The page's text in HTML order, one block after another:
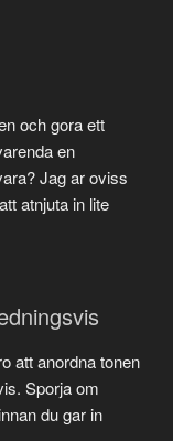
och gora ett
en
Jag ar oviss
atnjuta in lite
att anordna tonen
Sporja om
du gar in